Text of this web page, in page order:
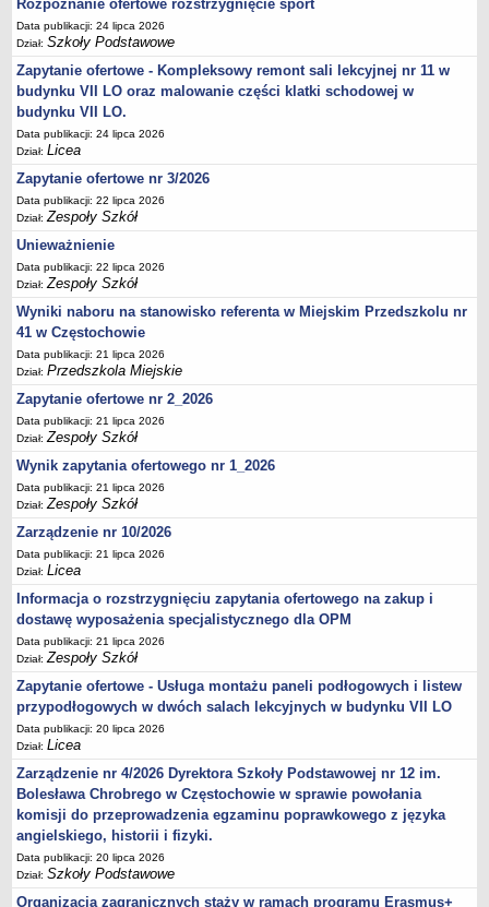
Rozpoznanie ofertowe rozstrzygnięcie sport
Data publikacji: 24 lipca 2026
Dział:Szkoły Podstawowe
Zapytanie ofertowe - Kompleksowy remont sali lekcyjnej nr 11 w
budynku VII LO oraz malowanie części klatki schodowej w
budynku VII LO.
Data publikacji: 24 lipca 2026
Dział:Licea
Zapytanie ofertowe nr 3/2026
Data publikacji: 22 lipca 2026
Dział:Zespoły Szkół
Unieważnienie
Data publikacji: 22 lipca 2026
Dział:Zespoły Szkół
Wyniki naboru na stanowisko referenta w Miejskim Przedszkolu nr
41 w Częstochowie
Data publikacji: 21 lipca 2026
Dział:Przedszkola Miejskie
Zapytanie ofertowe nr 2_2026
Data publikacji: 21 lipca 2026
Dział:Zespoły Szkół
Wynik zapytania ofertowego nr 1_2026
Data publikacji: 21 lipca 2026
Dział:Zespoły Szkół
Zarządzenie nr 10/2026
Data publikacji: 21 lipca 2026
Dział:Licea
Informacja o rozstrzygnięciu zapytania ofertowego na zakup i
dostawę wyposażenia specjalistycznego dla OPM
Data publikacji: 21 lipca 2026
Dział:Zespoły Szkół
Zapytanie ofertowe - Usługa montażu paneli podłogowych i listew
przypodłogowych w dwóch salach lekcyjnych w budynku VII LO
Data publikacji: 20 lipca 2026
Dział:Licea
Zarządzenie nr 4/2026 Dyrektora Szkoły Podstawowej nr 12 im.
Bolesława Chrobrego w Częstochowie w sprawie powołania
komisji do przeprowadzenia egzaminu poprawkowego z języka
angielskiego, historii i fizyki.
Data publikacji: 20 lipca 2026
Dział:Szkoły Podstawowe
Organizacja zagranicznych staży w ramach programu Erasmus+